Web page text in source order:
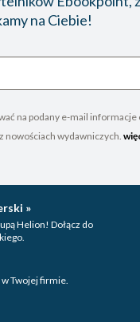
na Ciebie!
na podany e-mail informacje
nowościach wydawniczych.
»
Helion! Dołącz do
Twojej firmie.